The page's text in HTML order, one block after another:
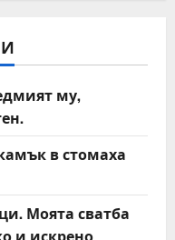
му,
в стомаха
Моята сватба
и искрено